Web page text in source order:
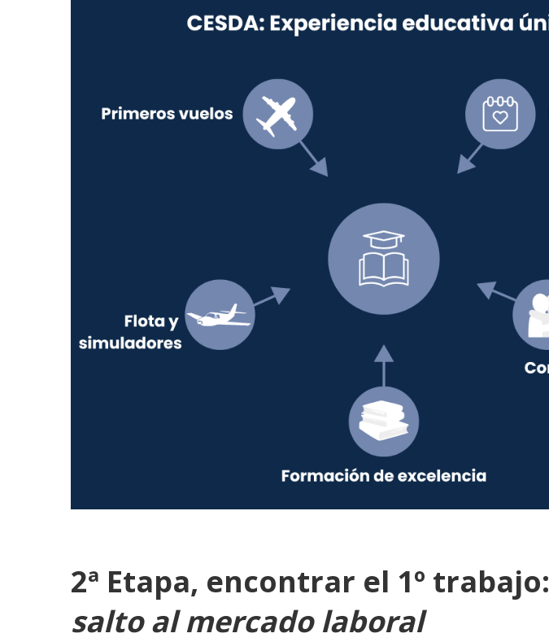
2ª Etapa, encontrar el 1º trabajo:
salto al mercado laboral